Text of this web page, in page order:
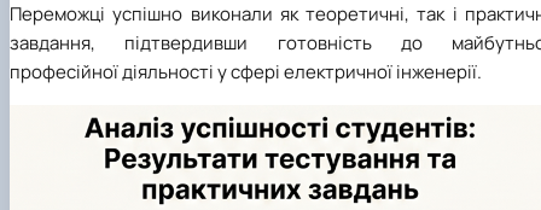
Переможці успішно виконали як теоретичні, так і
завдання, підтвердивши готовність до
професійної діяльності у сфері електричної інженерії.